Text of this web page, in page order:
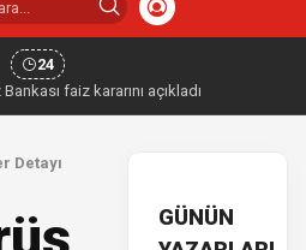
24
faiz kararını açıkladı
Detayı
GÜNÜN